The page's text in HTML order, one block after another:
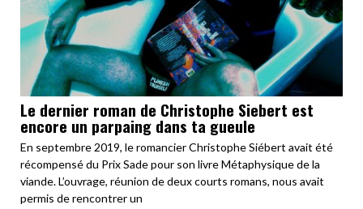
Le dernier roman de Christophe Siebert est
encore un parpaing dans ta gueule
En septembre 2019, le romancier Christophe Siébert avait été
récompensé du Prix Sade pour son livre Métaphysique de la
viande. L’ouvrage, réunion de deux courts romans, nous avait
permis de rencontrer un